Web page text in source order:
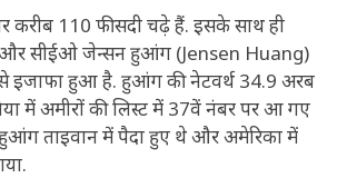
करीब 110 फीसदी चढ़े हैं. इसके साथ ही
और सीईओ जेन्सन हुआंग (Jensen Huang)
से इजाफा हुआ है. हुआंग की नेटवर्थ 34.9 अरब
में अमीरों की लिस्ट में 37वें नंबर पर आ गए
ताइवान में पैदा हुए थे और अमेरिका में